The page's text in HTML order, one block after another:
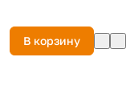
В корзину